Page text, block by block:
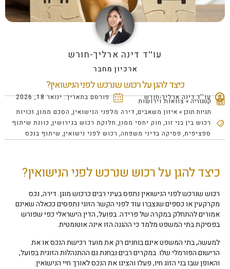
עו''ד דינה ארליך-חורש
ארכיון מחבר
כיצד להגן על רכוש שנרכש לפני הנישואין?
עו''ד דינה ארליך-חורש פורסם בתאריך:ינואר 18, 2026 קטגוריה » צוואות וירושות
תגיות תוכן » איזון משאבים,דירה מלפני הנישואין,הסכם ממון,זכויות
רכוש בין בני זוג,חוק יחסי ממון,חלוקת רכוש בגירושין,כוונת שיתוף
ספציפית,פסיקה בדיני משפחה,רכוש לפני נישואין,שיתוף בנכס
כיצד להגן על רכוש שנרכש לפני הנישואין?
רכוש שנרכש לפני הנישואין נתפס בעיני רבים כרכוש מוגן. דירה, נכס
מקרקעין או כספים שנצברו עוד לפני הקשר הזוגי נתפסים ככאלה שאינם
אמורים להתחלק במקרה של פרידה. בפועל, הדין הישראלי כפי שפורש
בפסיקת בתי המשפט מלמד כי ההגנה הזו אינה אוטומטית.
למעשה, בתי המשפט אינם בוחנים רק את מועד רכישת הנכס או את
הרישום הפורמלי שלו. במקרים רבים נבחנת גם ההתנהלות הזוגית בפועל,
והאופן שבו בני הזוג חיו, פעלו והציגו את הנכס לאורך חיי הנישואין.